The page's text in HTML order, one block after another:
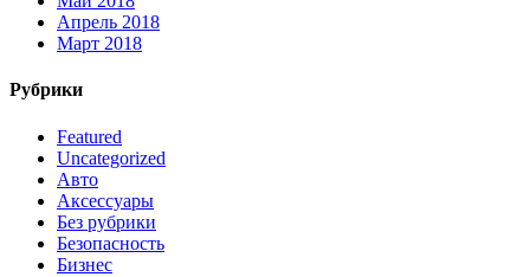
Апрель 2018
Март 2018
Рубрики
Featured
Uncategorized
Авто
Аксессуары
Без рубрики
Безопасность
Бизнес